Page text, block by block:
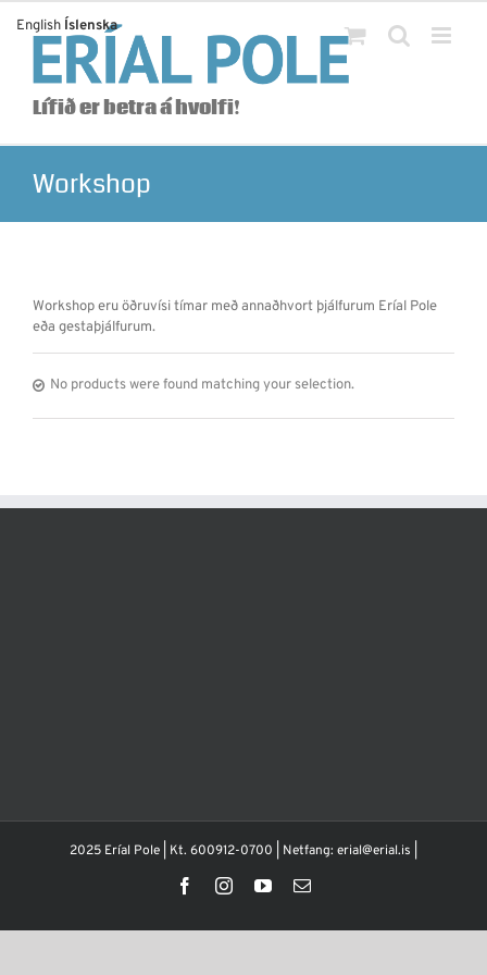
content
Lífið er betra á hvolfi!
Workshop
Workshop eru öðruvísi tímar með annaðhvort þjálfurum Eríal Pole
eða gestaþjálfurum.
No products were found matching your selection.
2025 Eríal Pole | Kt. 600912-0700 | Netfang: erial@erial.is |
FacebookInstagramYouTubeEmail
English Íslenska